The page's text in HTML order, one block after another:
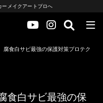
ーメイクアートプロへ
食白サビ最強の保護対策プロテク
白サビ最強の保